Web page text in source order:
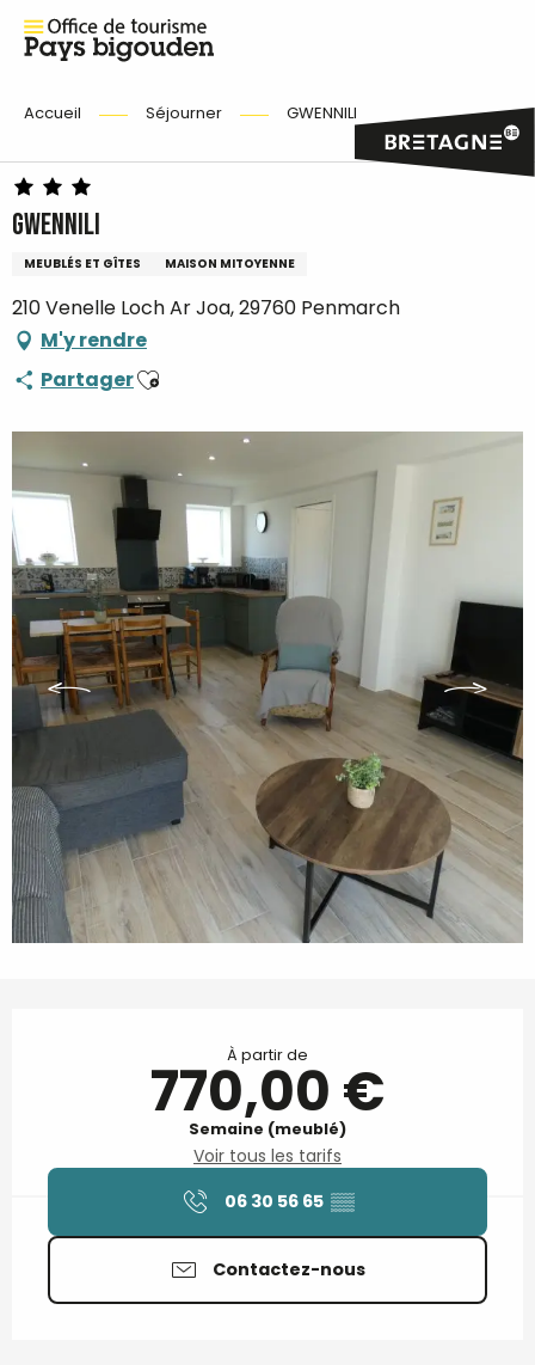
Accueil Séjourner GWENNILI
GWENNILI
MEUBLÉS ET GÎTES MAISON MITOYENNE
210 Venelle Loch Ar Joa, 29760 Penmarch
M'y rendre
PartagerAjouter aux favoris
À partir de
770,00 €
Semaine (meublé)
Voir tous les tarifs
06 30 56 65 ▒▒
Contactez-nous